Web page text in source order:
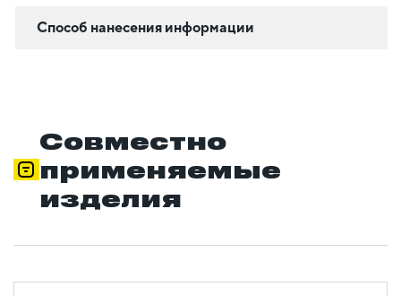
Способ нанесения информации
Совместно
применяемые
изделия